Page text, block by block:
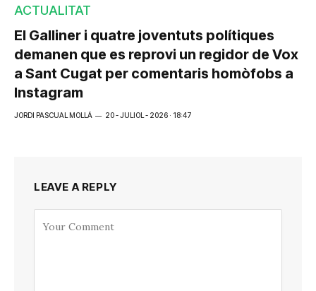
ACTUALITAT
El Galliner i quatre joventuts polítiques
demanen que es reprovi un regidor de Vox
a Sant Cugat per comentaris homòfobs a
Instagram
JORDI PASCUAL MOLLÁ 20 - JULIOL - 2026 · 18:47
LEAVE A REPLY